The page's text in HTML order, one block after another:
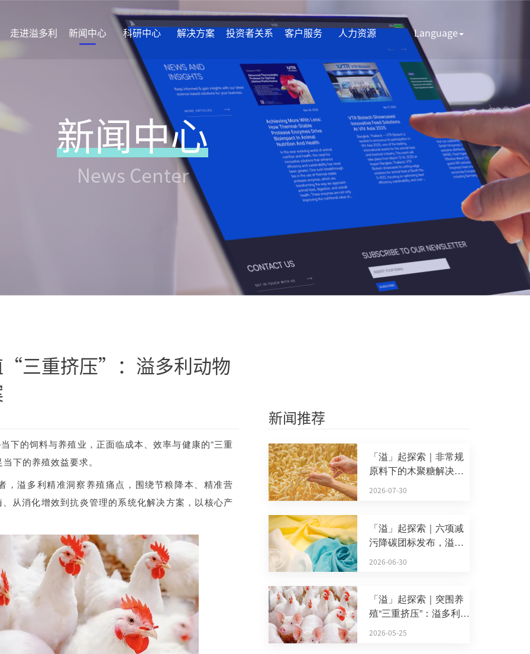
Language
走进溢多利 新闻中心 科研中心 解决方案 投资者关系 客户服务 人力资源
新闻中心
News Center
“三重挤压”：溢多利动物
的饲料与养殖业，正面临成本、效率与健康的“三重
下的养殖效益要求。
，溢多利精准洞察养殖痛点，围绕节粮降本、精准营
从消化增效到抗炎管理的系统化解决方案，以核心产
新闻推荐
「溢」起探索｜非常规
原料下的木聚糖解决方
案
2026-07-30
「溢」起探索｜六项减
污降碳团标发布，溢多
2026-06-30
「溢」起探索｜突围养
殖“三重挤压”：溢多利动
物精...
2026-05-25